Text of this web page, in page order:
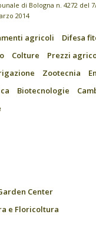
di Bologna n. 4272 del
2014
agricoli
Difesa
Colture
Prezzi
Zootecnia
Biotecnologie
Center
e Floricoltura